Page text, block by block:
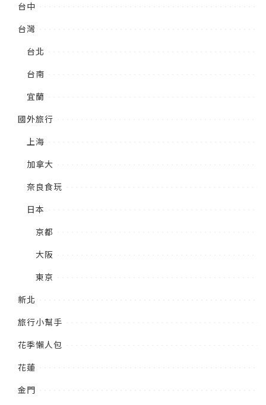
台中
台灣
台北
台南
宜蘭
國外旅行
上海
加拿大
奈良食玩
日本
京都
大阪
東京
新北
旅行小幫手
花季懶人包
花蓮
金門